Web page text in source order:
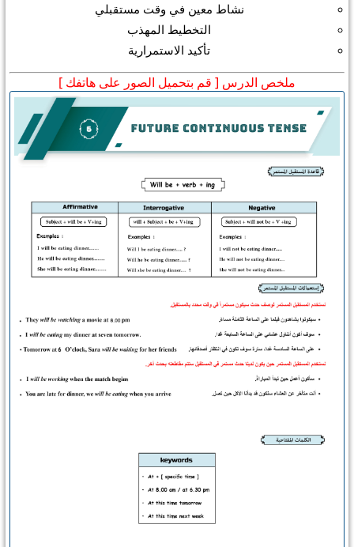
نشاط معين في وقت مستقبلي
التخطيط المهذب
تأكيد الاستمرارية
ملخص الدرس [ قم بتحميل الصور على هاتفك ]